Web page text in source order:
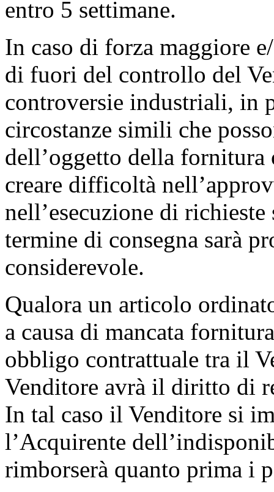
entro 5 settimane.
In caso di forza maggiore
di fuori del controllo del
controversie industriali, in
circostanze simili che
dell’oggetto della
creare difficoltà
nell’esecuzione di
termine di consegna sarà
considerevole.
Qualora un articolo
a causa di mancata
obbligo contrattuale tra il
Venditore avrà il diritto di
In tal caso il Venditore si
l’Acquirente
rimborserà quanto prima i